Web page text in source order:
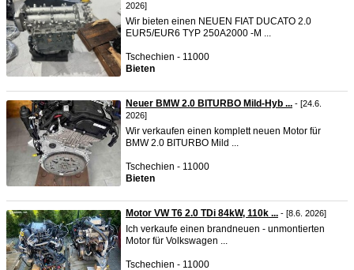
2026]
Wir bieten einen NEUEN FIAT DUCATO 2.0
EUR5/EUR6 TYP 250A2000 -M ...
Tschechien - 11000
Bieten
Neuer BMW 2.0 BITURBO Mild-Hyb ... - [24.6.
2026]
Wir verkaufen einen komplett neuen Motor für
BMW 2.0 BITURBO Mild ...
Tschechien - 11000
Bieten
Motor VW T6 2.0 TDi 84kW, 110k ... - [8.6. 2026]
Ich verkaufe einen brandneuen - unmontierten
Motor für Volkswagen ...
Tschechien - 11000